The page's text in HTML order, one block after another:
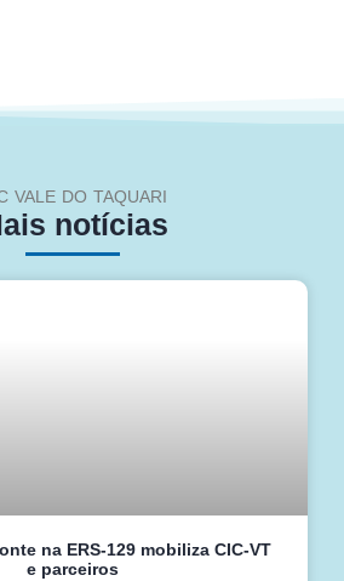
VALE DO TAQUARI
notícias
na ERS-129 mobiliza CIC-VT
e parceiros